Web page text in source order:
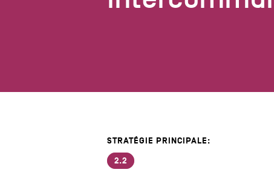
STRATÉGIE PRINCIPALE:
2.2